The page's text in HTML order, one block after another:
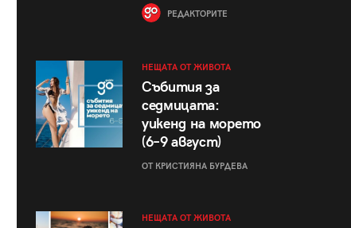
РЕДАКТОРИТЕ
НЕЩАТА ОТ ЖИВОТА
Събития за
седмицата:
уикенд на морето
(6–9 август)
ОТ КРИСТИЯНА БУРДЕВА
НЕЩАТА ОТ ЖИВОТА